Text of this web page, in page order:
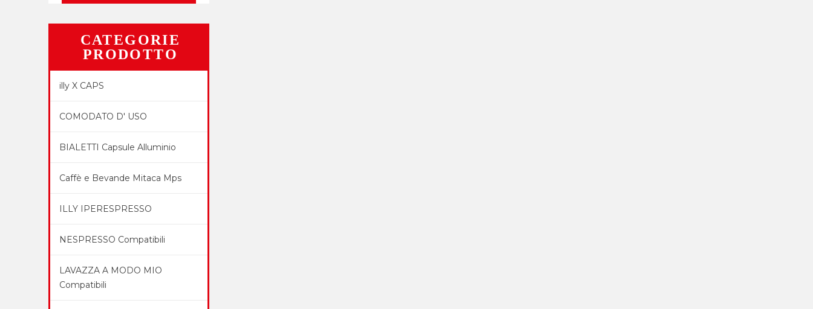
CATEGORIE
PRODOTTO
illy X CAPS
COMODATO D' USO
BIALETTI Capsule Alluminio
Caffè e Bevande Mitaca Mps
ILLY IPERESPRESSO
NESPRESSO Compatibili
LAVAZZA A MODO MIO
Compatibili